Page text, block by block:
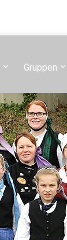
Gruppen